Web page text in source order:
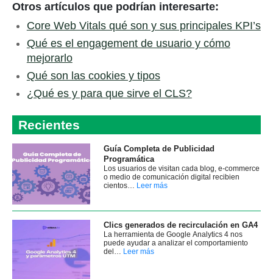
Otros artículos que podrían interesarte:
Core Web Vitals qué son y sus principales KPI’s
Qué es el engagement de usuario y cómo
mejorarlo
Qué son las cookies y tipos
¿Qué es y para que sirve el CLS?
Recientes
Guía Completa de Publicidad
Programática
Los usuarios de visitan cada blog, e-commerce
o medio de comunicación digital recibien
cientos… Leer más
Clics generados de recirculación en GA4
La herramienta de Google Analytics 4 nos
puede ayudar a analizar el comportamiento
del… Leer más